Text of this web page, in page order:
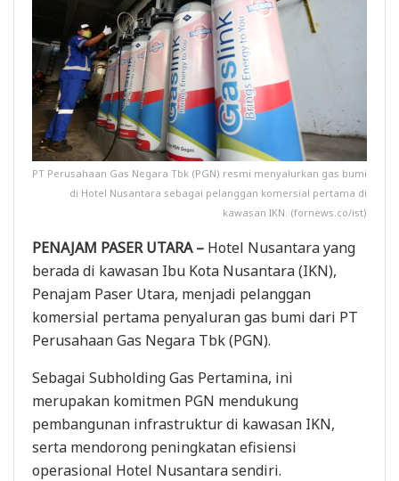
PT Perusahaan Gas Negara Tbk (PGN) resmi menyalurkan gas bumi
di Hotel Nusantara sebagai pelanggan komersial pertama di
kawasan IKN. (fornews.co/ist)
PENAJAM PASER UTARA – Hotel Nusantara yang
berada di kawasan Ibu Kota Nusantara (IKN),
Penajam Paser Utara, menjadi pelanggan
komersial pertama penyaluran gas bumi dari PT
Perusahaan Gas Negara Tbk (PGN).
Sebagai Subholding Gas Pertamina, ini
merupakan komitmen PGN mendukung
pembangunan infrastruktur di kawasan IKN,
serta mendorong peningkatan efisiensi
operasional Hotel Nusantara sendiri.